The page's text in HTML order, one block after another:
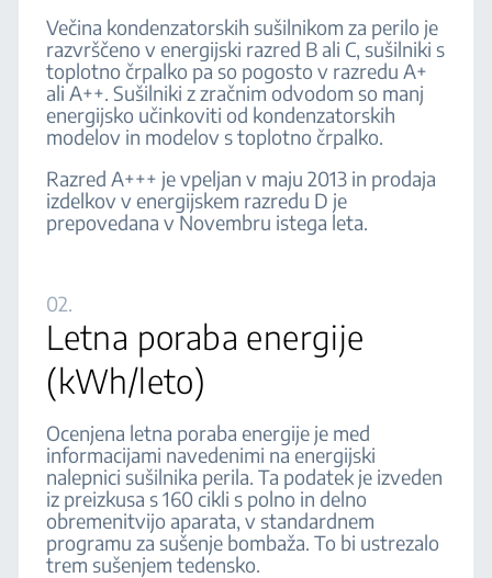
Večina kondenzatorskih sušilnikom za perilo je
razvrščeno v energijski razred B ali C, sušilniki s
toplotno črpalko pa so pogosto v razredu A+
ali A++. Sušilniki z zračnim odvodom so manj
energijsko učinkoviti od kondenzatorskih
modelov in modelov s toplotno črpalko.
Razred A+++ je vpeljan v maju 2013 in prodaja
izdelkov v energijskem razredu D je
prepovedana v Novembru istega leta.
02.
Letna poraba energije
(kWh/leto)
Ocenjena letna poraba energije je med
informacijami navedenimi na energijski
nalepnici sušilnika perila. Ta podatek je izveden
iz preizkusa s 160 cikli s polno in delno
obremenitvijo aparata, v standardnem
programu za sušenje bombaža. To bi ustrezalo
trem sušenjem tedensko.